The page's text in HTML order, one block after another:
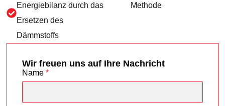
Energiebilanz durch das
Ersetzen des
Dämmstoffs
Methode
Wir freuen uns auf Ihre Nachricht
Name *